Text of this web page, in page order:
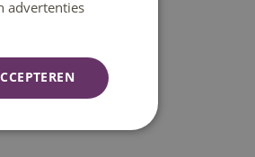
advertenties